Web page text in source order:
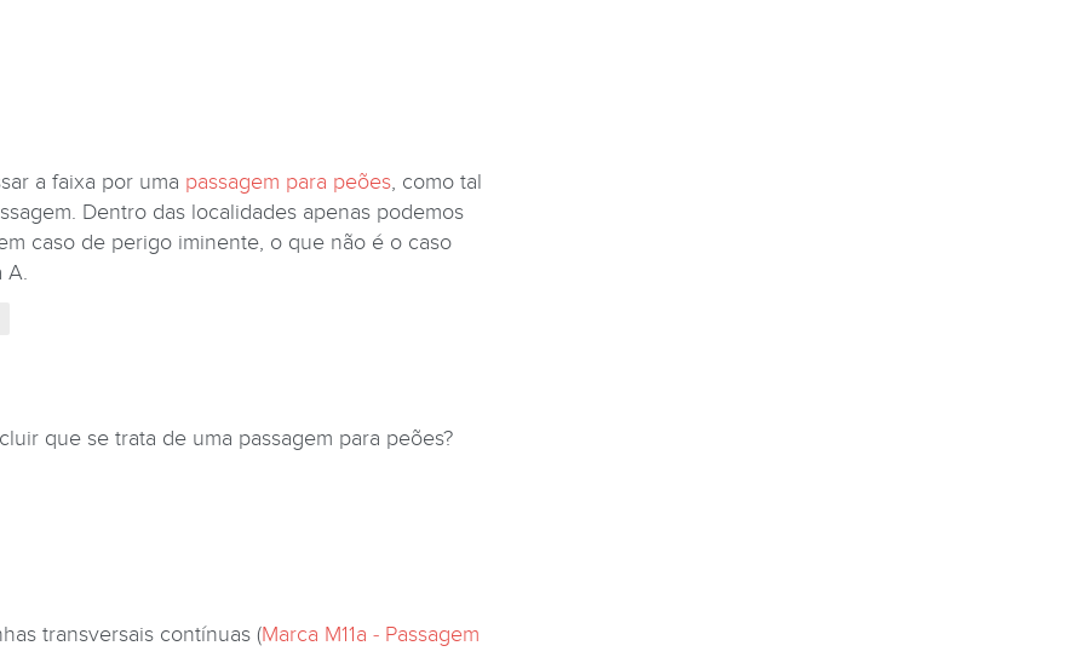
a faixa por uma passagem para peões, como tal
Dentro das localidades apenas podemos
caso de perigo iminente, o que não é o caso
A.
que se trata de uma passagem para peões?
transversais contínuas (Marca M11a - Passagem